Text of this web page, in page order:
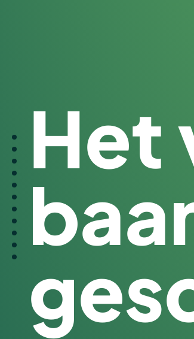
Het